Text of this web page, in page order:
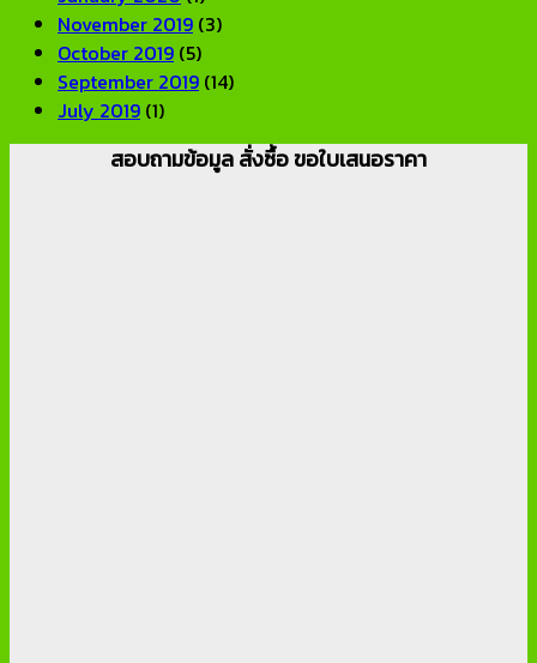
November 2019 (3)
October 2019 (5)
September 2019 (14)
July 2019 (1)
สอบถามข้อมูล สั่งซื้อ ขอใบเสนอราคา